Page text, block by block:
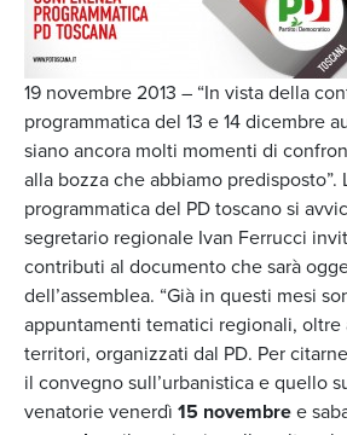
19 novembre 2013 – “In vista della
programmatica del 13 e 14 dicembre
siano ancora molti momenti di
alla bozza che abbiamo predisposto”.
programmatica del PD toscano si
segretario regionale Ivan Ferrucci
contributi al documento che sarà
dell’assemblea. “Già in questi mesi
appuntamenti tematici regionali, oltre
territori, organizzati dal PD. Per
il convegno sull’urbanistica e quello
venatorie venerdì 15 novembree